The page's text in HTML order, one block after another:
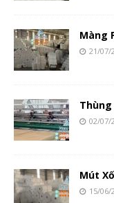
Màng
21/07/
Thùng
02/07/
Mút
15/06/